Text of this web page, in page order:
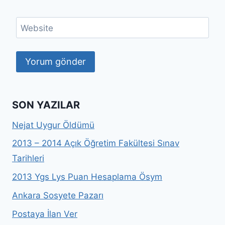
Website
SON YAZILAR
Nejat Uygur Öldümü
2013 – 2014 Açık Öğretim Fakültesi Sınav
Tarihleri
2013 Ygs Lys Puan Hesaplama Ösym
Ankara Sosyete Pazarı
Postaya İlan Ver